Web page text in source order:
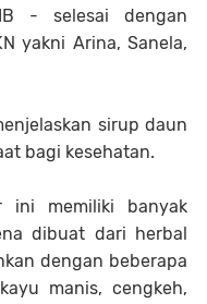
- selesai dengan
yakni Arina, Sanela,
sirup daun
bagi kesehatan.
ini memiliki banyak
dibuat dari herbal
dengan beberapa
manis, cengkeh,